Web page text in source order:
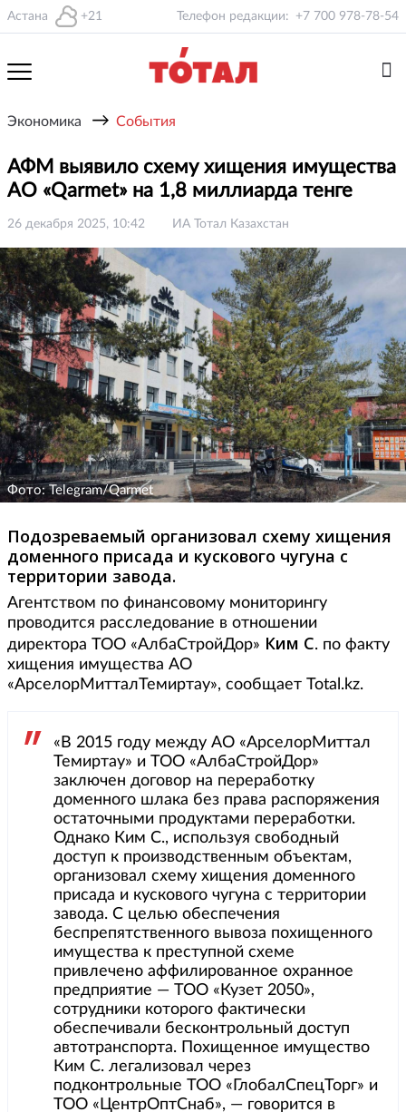
Астана +21 Телефон редакции: +7 700 978-78-54
Экономика → События
АФМ выявило схему хищения имущества
АО «Qarmet» на 1,8 миллиарда тенге
26 декабря 2025, 10:42 ИА Тотал Казахстан
Фото: Telegram/Qarmet
Подозреваемый организовал схему хищения
доменного присада и кускового чугуна с
территории завода.
Агентством по финансовому мониторингу
проводится расследование в отношении
директора ТОО «АлбаСтройДор» Ким С. по факту
хищения имущества АО
«АрселорМитталТемиртау», сообщает Total.kz.
«В 2015 году между АО «АрселорМиттал
Темиртау» и ТОО «АлбаСтройДор»
заключен договор на переработку
доменного шлака без права распоряжения
остаточными продуктами переработки.
Однако Ким С., используя свободный
доступ к производственным объектам,
организовал схему хищения доменного
присада и кускового чугуна с территории
завода. С целью обеспечения
беспрепятственного вывоза похищенного
имущества к преступной схеме
привлечено аффилированное охранное
предприятие — ТОО «Кузет 2050»,
сотрудники которого фактически
обеспечивали бесконтрольный доступ
автотранспорта. Похищенное имущество
Ким С. легализовал через
подконтрольные ТОО «ГлобалСпецТорг» и
ТОО «ЦентрОптСнаб», — говорится в